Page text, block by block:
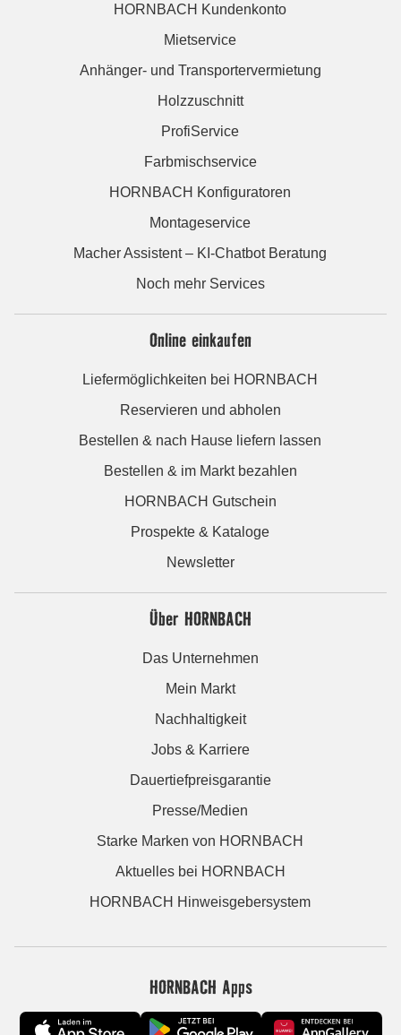
HORNBACH Kundenkonto
Mietservice
Anhänger- und Transportervermietung
Holzzuschnitt
ProfiService
Farbmischservice
HORNBACH Konfiguratoren
Montageservice
Macher Assistent – KI-Chatbot Beratung
Noch mehr Services
Online einkaufen
Liefermöglichkeiten bei HORNBACH
Reservieren und abholen
Bestellen & nach Hause liefern lassen
Bestellen & im Markt bezahlen
HORNBACH Gutschein
Prospekte & Kataloge
Newsletter
Über HORNBACH
Das Unternehmen
Mein Markt
Nachhaltigkeit
Jobs & Karriere
Dauertiefpreisgarantie
Presse/Medien
Starke Marken von HORNBACH
Aktuelles bei HORNBACH
HORNBACH Hinweisgebersystem
HORNBACH Apps